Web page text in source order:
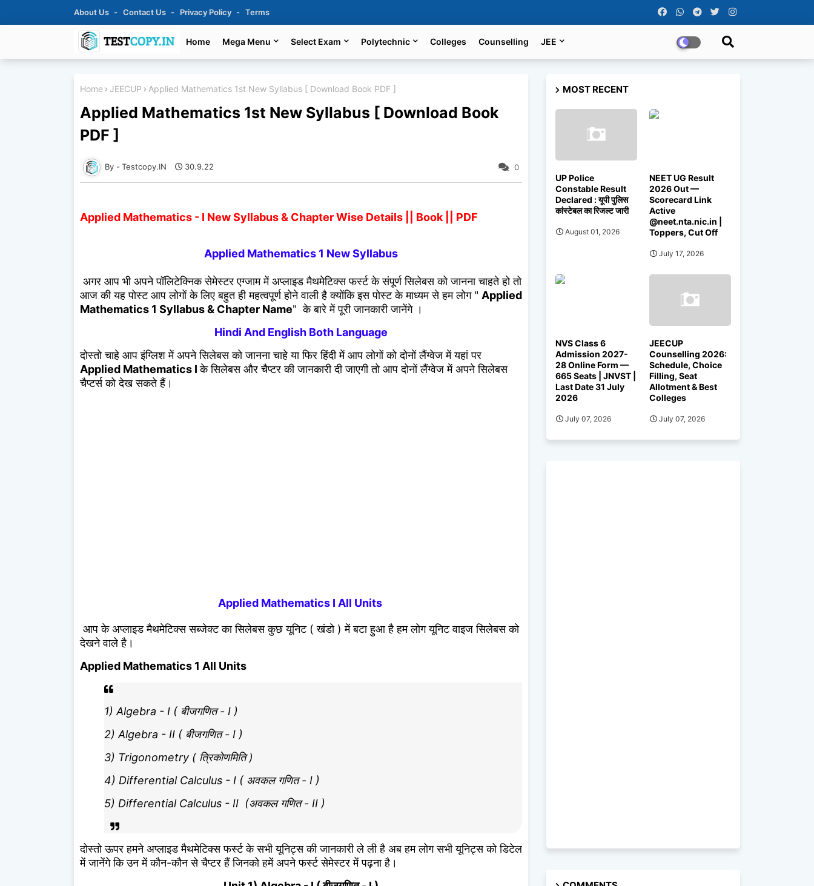
About Us Contact Us Privacy Policy Terms
Home Mega Menu Select Exam Polytechnic Colleges Counselling JEE
Home JEECUP Applied Mathematics 1st New Syllabus [ Download Book PDF ]
Applied Mathematics 1st New Syllabus [ Download Book
PDF ]
0
Testcopy.IN 30.9.22
Applied Mathematics - I New Syllabus & Chapter Wise Details || Book || PDF
Applied Mathematics 1 New Syllabus
अगर आप भी अपने पॉलिटेक्निक सेमेस्टर एग्जाम में अप्लाइड मैथमेटिक्स फर्स्ट के संपूर्ण सिलेबस को जानना चाहते हो तो
आज की यह पोस्ट आप लोगों के लिए बहुत ही महत्वपूर्ण होने वाली है क्योंकि इस पोस्ट के माध्यम से हम लोग " Applied
Mathematics 1 Syllabus & Chapter Name" के बारे में पूरी जानकारी जानेंगे ।
Hindi And English Both Language
दोस्तो चाहे आप इंग्लिश में अपने सिलेबस को जानना चाहे या फिर हिंदी में आप लोगों को दोनों लैंग्वेज में यहां पर
Applied Mathematics Iके सिलेबस और चैप्टर की जानकारी दी जाएगी तो आप दोनों लैंग्वेज में अपने सिलेबस
चैप्टर्स को देख सकते हैं।
Applied Mathematics I All Units
आप के अप्लाइड मैथमेटिक्स सब्जेक्ट का सिलेबस कुछ यूनिट ( खंडो ) में बटा हुआ है हम लोग यूनिट वाइज सिलेबस को
देखने वाले है।
Applied Mathematics 1 All Units
1) Algebra - I ( बीजगणित - I )
2) Algebra - II ( बीजगणित - I )
3) Trigonometry ( त्रिकोणमिति )
4) Differential Calculus - I ( अवकल गणित - I )
5) Differential Calculus - II (अवकल गणित - II )
दोस्तो ऊपर हमने अप्लाइड मैथमेटिक्स फर्स्ट के सभी यूनिट्स की जानकारी ले ली है अब हम लोग सभी यूनिट्स को डिटेल
में जानेंगे कि उन में कौन-कौन से चैप्टर हैं जिनको हमें अपने फर्स्ट सेमेस्टर में पढ़ना है।
MOST RECENT
UP Police
Constable Result
Declared : यूपी पुलिस
कांस्टेबल का रिजल्ट जारी
August 01, 2026
NEET UG Result
2026 Out —
Scorecard Link
Active
@neet.nta.nic.in |
Toppers, Cut Off
July 17, 2026
NVS Class 6
Admission 2027-
28 Online Form —
665 Seats | JNVST |
Last Date 31 July
2026
July 07, 2026
JEECUP
Counselling 2026:
Schedule, Choice
Filling, Seat
Allotment & Best
Colleges
July 07, 2026